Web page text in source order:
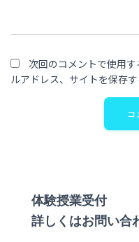
次回のコメントで使用
ルアドレス、サイトを保存す
体験授業受付
詳しくはお問い合